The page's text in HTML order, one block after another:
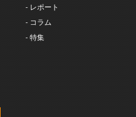
- レポート
- コラム
- 特集